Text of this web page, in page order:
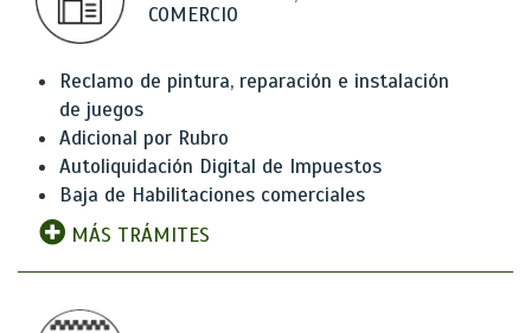
COMERCIO
Reclamo de pintura, reparación e instalación
de juegos
Adicional por Rubro
Autoliquidación Digital de Impuestos
Baja de Habilitaciones comerciales
MÁS TRÁMITES